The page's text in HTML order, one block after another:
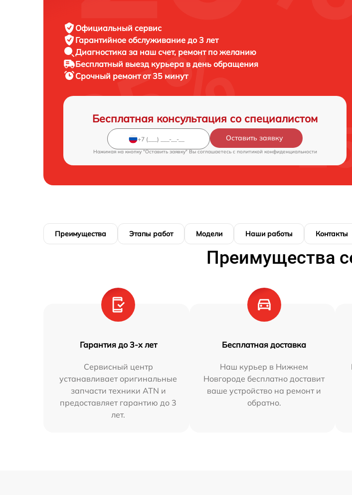
Официальный сервис
Гарантийное обслуживание до 3 лет
Диагностика за наш счет, ремонт по желанию
Бесплатный выезд курьера в день обращения
Срочный ремонтот 35 минут
Бесплатная консультация со специалистом
Оставить заявку
Нажимая на кнопку "Оставить заявку" Вы соглашаетесь c политикой конфиденциальности
Преимущества Этапы работ Модели Наши работы Контакты
Преимущества
Гарантия до 3-х лет
Сервисный центр
устанавливает оригинальные
запчасти техники ATN и
предоставляет гарантию до 3
лет.
Бесплатная доставка
Наш курьер в Нижнем
Новгороде бесплатно доставит
ваше устройство на ремонт и
обратно.